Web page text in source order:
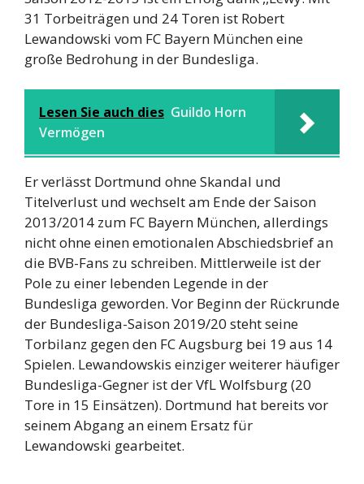
31 Torbeiträgen und 24 Toren ist Robert
Lewandowski vom FC Bayern München eine
große Bedrohung in der Bundesliga.
Lesen Sie auch dies Guildo Horn
Vermögen
Er verlässt Dortmund ohne Skandal und
Titelverlust und wechselt am Ende der Saison
2013/2014 zum FC Bayern München, allerdings
nicht ohne einen emotionalen Abschiedsbrief an
die BVB-Fans zu schreiben. Mittlerweile ist der
Pole zu einer lebenden Legende in der
Bundesliga geworden. Vor Beginn der Rückrunde
der Bundesliga-Saison 2019/20 steht seine
Torbilanz gegen den FC Augsburg bei 19 aus 14
Spielen. Lewandowskis einziger weiterer häufiger
Bundesliga-Gegner ist der VfL Wolfsburg (20
Tore in 15 Einsätzen). Dortmund hat bereits vor
seinem Abgang an einem Ersatz für
Lewandowski gearbeitet.